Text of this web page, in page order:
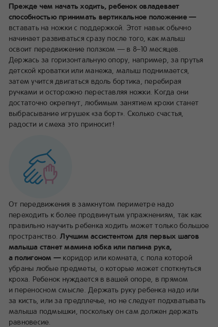
Прежде чем начать ходить, ребенок овладевает
способностью принимать вертикальное положение —
вставать на ножки с поддержкой. Этот навык обычно
начинает развиваться сразу после того, как малыш
освоит передвижение ползком — в 8–10 месяцев.
Держась за горизонтальную опору, например, за прутья
детской кроватки или манежа, малыш поднимается,
затем учится двигаться вдоль бортика, перебирая
ручками и осторожно переставляя ножки. Когда они
достаточно окрепнут, любимым занятием крохи станет
выбрасывание игрушек «за борт». Сколько счастья,
радости и смеха это приносит!
От передвижения в замкнутом периметре надо
переходить к более продвинутым упражнениям, так как
правильно научить ребенка ходить может только большое
пространство.Лучшим ассистентом для первых шагов
малыша станет мамина юбка или папина рука,
а полигоном — коридор или комната, с пола которой
убраны любые предметы, о которые может споткнуться
кроха. Ребенок нуждается в вашей опоре, в прямом
и переносном смысле. Держать руку ребенка надо или
за кисть, или за предплечье, но не следует подхватывать
малыша подмышки, поскольку он сам должен держать
равновесие.